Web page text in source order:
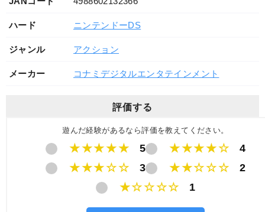
ハード ニンテンドーDS
ジャンル アクション
メーカー コナミデジタルエンタテインメント
評価する
遊んだ経験があるなら評価を教えてください。
★★★★★ 5 ★★★★☆
4
★★★☆☆
3 ★★☆☆☆
2
★☆☆☆☆
1